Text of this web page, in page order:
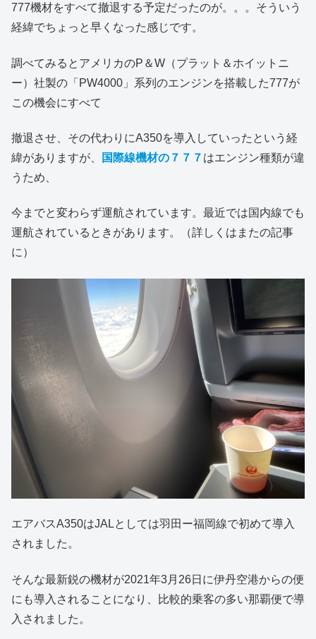
777機材をすべて撤退する予定だったのが。。。そういう
経緯でちょっと早くなった感じです。
調べてみるとアメリカのP＆W（プラット＆ホイットニ
ー）社製の「PW4000」系列のエンジンを搭載した777が
この機会にすべて
撤退させ、その代わりにA350を導入していったという経
緯がありますが、
国際線機材の７７７ はエンジン種類が違
うため、
今までと変わらず運航されています。最近では国内線でも
運航されているときがあります。（詳しくはまたの記事
に）
エアバスA350はJALとしては羽田ー福岡線で初めて導入
されました。
そんな最新鋭の機材が2021年3月26日に伊丹空港からの便
にも導入されることになり、比較的乗客の多い那覇便で導
入されました。